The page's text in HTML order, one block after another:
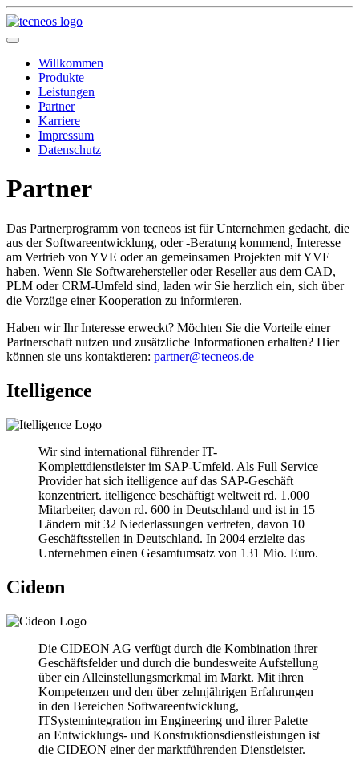
Willkommen
Produkte
Leistungen
Partner
Karriere
Impressum
Datenschutz
Partner
Das Partnerprogramm von tecneos ist für Unternehmen gedacht, die
aus der Softwareentwicklung, oder -Beratung kommend, Interesse
am Vertrieb von YVE oder an gemeinsamen Projekten mit YVE
haben. Wenn Sie Softwarehersteller oder Reseller aus dem CAD,
PLM oder CRM-Umfeld sind, laden wir Sie herzlich ein, sich über
die Vorzüge einer Kooperation zu informieren.
Haben wir Ihr Interesse erweckt? Möchten Sie die Vorteile einer
Partnerschaft nutzen und zusätzliche Informationen erhalten? Hier
können sie uns kontaktieren: partner@tecneos.de
Itelligence
Wir sind international führender IT-
Komplettdienstleister im SAP-Umfeld. Als Full Service
Provider hat sich itelligence auf das SAP-Geschäft
konzentriert. itelligence beschäftigt weltweit rd. 1.000
Mitarbeiter, davon rd. 600 in Deutschland und ist in 15
Ländern mit 32 Niederlassungen vertreten, davon 10
Geschäftsstellen in Deutschland. In 2004 erzielte das
Unternehmen einen Gesamtumsatz von 131 Mio. Euro.
Cideon
Die CIDEON AG verfügt durch die Kombination ihrer
Geschäftsfelder und durch die bundesweite Aufstellung
über ein Alleinstellungsmerkmal im Markt. Mit ihren
Kompetenzen und den über zehnjährigen Erfahrungen
in den Bereichen Softwareentwicklung,
ITSystemintegration im Engineering und ihrer Palette
an Entwicklungs- und Konstruktionsdienstleistungen ist
die CIDEON einer der marktführenden Dienstleister.